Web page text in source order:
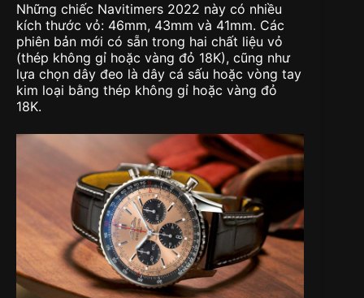
Những chiếc Navitimers 2022 này có nhiều
kích thước vỏ: 46mm, 43mm và 41mm. Các
phiên bản mới có sẵn trong hai chất liệu vỏ
(thép không gỉ hoặc vàng đỏ 18K), cũng như
lựa chọn dây đeo là dây cá sấu hoặc vòng tay
kim loại bằng thép không gỉ hoặc vàng đỏ
18K.